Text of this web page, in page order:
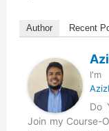
Author Recent
I'm
Do
Join my Course-